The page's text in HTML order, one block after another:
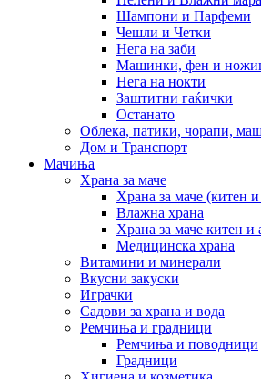
Шампони и Парфеми
Чешли и Четки
Нега на заби
Машинки, фен и
Нега на нокти
Заштитни гаќички
Останато
Облека, патики, чорапи,
Дом и Транспорт
Мачиња
Храна за маче
Храна за маче (китен и
Влажна храна
Храна за маче китен и
Медицинска храна
Витамини и минерали
Вкусни закуски
Играчки
Садови за храна и вода
Ремчиња и градници
Ремчиња и поводници
Градници